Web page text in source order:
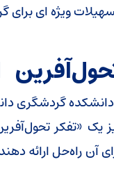
ویژه ای برای
گردشگری
یک «تفکر
راه‌حل ارائه